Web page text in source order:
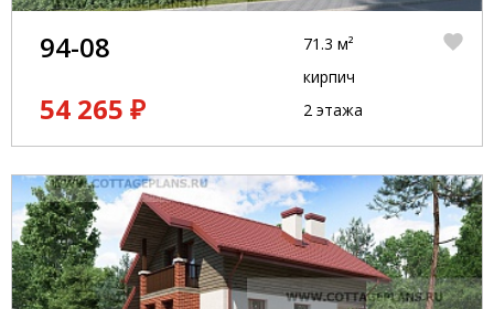
94-08
54 265 ₽
71.3 м²
кирпич
2 этажа